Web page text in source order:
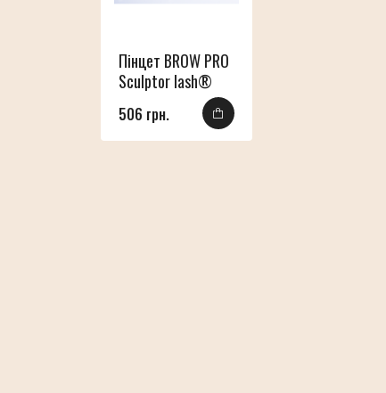
Пінцет BROW PRO
Sculptor lash®
506 грн.